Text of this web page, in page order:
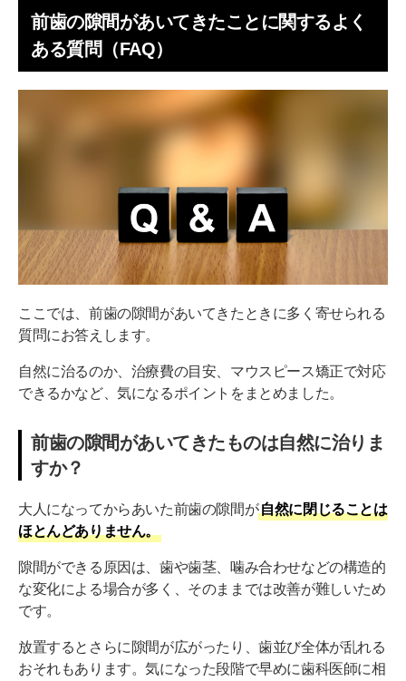
前歯の隙間があいてきたことに関するよく
ある質問（FAQ）
ここでは、前歯の隙間があいてきたときに多く寄せられる
質問にお答えします。
自然に治るのか、治療費の目安、マウスピース矯正で対応
できるかなど、気になるポイントをまとめました。
前歯の隙間があいてきたものは自然に治りま
すか？
大人になってからあいた前歯の隙間が 自然に閉じることは
ほとんどありません。
隙間ができる原因は、歯や歯茎、噛み合わせなどの構造的
な変化による場合が多く、そのままでは改善が難しいため
です。
放置するとさらに隙間が広がったり、歯並び全体が乱れる
おそれもあります。気になった段階で早めに歯科医師に相